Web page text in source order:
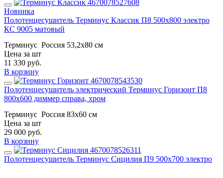
Новинка
Полотенцесушитель Терминус Классик П8 500х800 электро
КС 9005 матовый
Терминус Россия 53,2x80 см
Цена за шт
11 330 руб.
В корзину
Полотенцесушитель электрический Терминус Горизонт П8
800х600 диммер справа, хром
Терминус Россия 83х60 см
Цена за шт
29 000 руб.
В корзину
Полотенцесушитель Терминус Сицилия П9 500х700 электро